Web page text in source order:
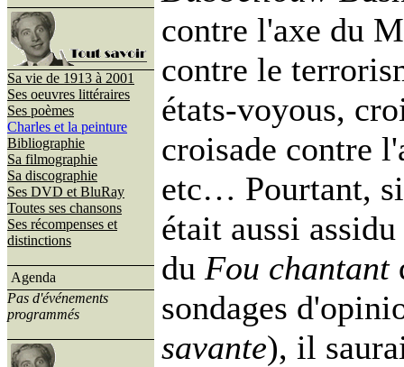
Sa vie de 1913 à 2001
Ses oeuvres littéraires
Ses poèmes
Charles et la peinture
Bibliographie
Sa filmographie
Sa discographie
Ses DVD et BluRay
Toutes ses chansons
Ses récompenses et
distinctions
Agenda
Pas d'événements
programmés
contre l'axe du
contre le
états-voyous,
croisade contre
etc… Pourtant, si
était aussi
du Fou chantant
sondages
savante), il